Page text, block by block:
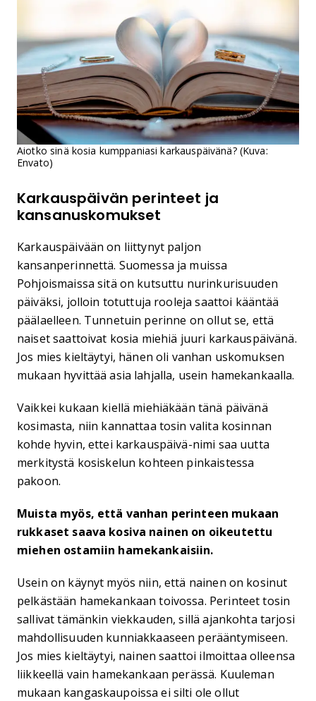
Aiotko sinä kosia kumppaniasi karkauspäivänä? (Kuva:
Envato)
Karkauspäivän perinteet ja
kansanuskomukset
Karkauspäivään on liittynyt paljon
kansanperinnettä. Suomessa ja muissa
Pohjoismaissa sitä on kutsuttu nurinkurisuuden
päiväksi, jolloin totuttuja rooleja saattoi kääntää
päälaelleen. Tunnetuin perinne on ollut se, että
naiset saattoivat kosia miehiä juuri karkauspäivänä.
Jos mies kieltäytyi, hänen oli vanhan uskomuksen
mukaan hyvittää asia lahjalla, usein hamekankaalla.
Vaikkei kukaan kiellä miehiäkään tänä päivänä
kosimasta, niin kannattaa tosin valita kosinnan
kohde hyvin, ettei karkauspäivä-nimi saa uutta
merkitystä kosiskelun kohteen pinkaistessa
pakoon.
Muista myös, että vanhan perinteen mukaan
rukkaset saava kosiva nainen on oikeutettu
miehen ostamiin hamekankaisiin.
Usein on käynyt myös niin, että nainen on kosinut
pelkästään hamekankaan toivossa. Perinteet tosin
sallivat tämänkin viekkauden, sillä ajankohta tarjosi
mahdollisuuden kunniakkaaseen perääntymiseen.
Jos mies kieltäytyi, nainen saattoi ilmoittaa olleensa
liikkeellä vain hamekankaan perässä. Kuuleman
mukaan kangaskaupoissa ei silti ole ollut